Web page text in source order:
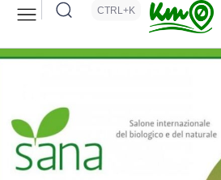
CTRL+K